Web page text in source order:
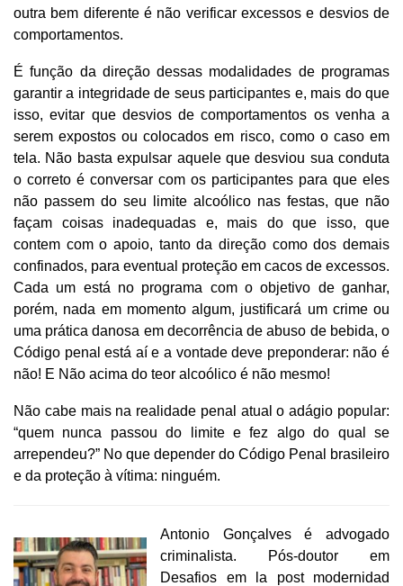
outra bem diferente é não verificar excessos e desvios de
comportamentos.
É função da direção dessas modalidades de programas
garantir a integridade de seus participantes e, mais do que
isso, evitar que desvios de comportamentos os venha a
serem expostos ou colocados em risco, como o caso em
tela. Não basta expulsar aquele que desviou sua conduta
o correto é conversar com os participantes para que eles
não passem do seu limite alcoólico nas festas, que não
façam coisas inadequadas e, mais do que isso, que
contem com o apoio, tanto da direção como dos demais
confinados, para eventual proteção em cacos de excessos.
Cada um está no programa com o objetivo de ganhar,
porém, nada em momento algum, justificará um crime ou
uma prática danosa em decorrência de abuso de bebida, o
Código penal está aí e a vontade deve preponderar: não é
não! E Não acima do teor alcoólico é não mesmo!
Não cabe mais na realidade penal atual o adágio popular:
“quem nunca passou do limite e fez algo do qual se
arrependeu?” No que depender do Código Penal brasileiro
e da proteção à vítima: ninguém.
Antonio Gonçalves é advogado
criminalista. Pós-doutor em
Desafios em la post modernidad